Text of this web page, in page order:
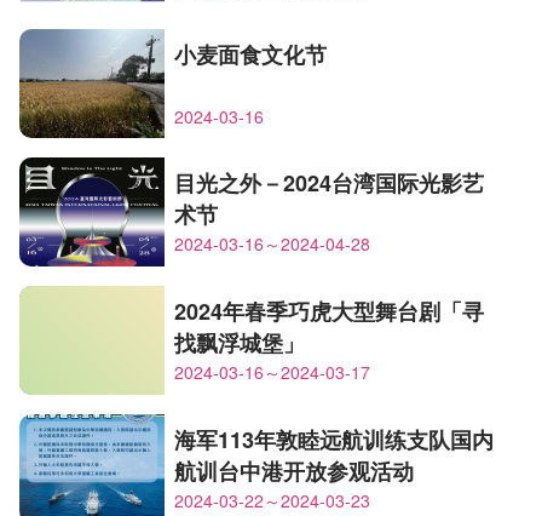
小麦面食文化节
2024-03-16
目光之外－2024台湾国际光影艺
术节
2024-03-16～2024-04-28
2024年春季巧虎大型舞台剧「寻
找飘浮城堡」
2024-03-16～2024-03-17
海军113年敦睦远航训练支队国内
航训台中港开放参观活动
2024-03-22～2024-03-23